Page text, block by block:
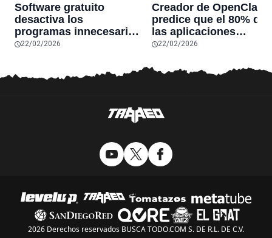
Software gratuito
desactiva los
programas innecesarios
de Windows 11 y
reduciendo el uso de la
RAM y mucho más
22/02/2026
Creador de OpenClaw
predice que el 80% de
las aplicaciones
actuales
sobrevivirán las
aplicaciones con
hardware
22/02/2026
2026 Derechos reservados BUSCA TODO.COM S. DE R.L. DE C.V.